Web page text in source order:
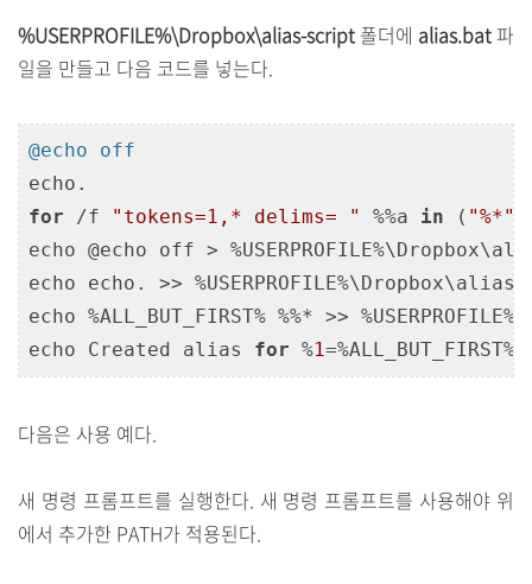
%USERPROFILE%\Dropbox\alias-script 폴더에 alias.bat파
일을 만들고 다음 코드를 넣는다.
@echo off
for /f "tokens=1,* delims= " %%a in ( "%*"
echo @echo off >
echo echo. >>
echo %ALL_BUT_FIRST% %%* >>
echo Created alias for %1=%ALL_BUT_FIRST%
다음은 사용 예다.
새 명령 프롬프트를 실행한다. 새 명령 프롬프트를 사용해야 위
에서 추가한 PATH가 적용된다.